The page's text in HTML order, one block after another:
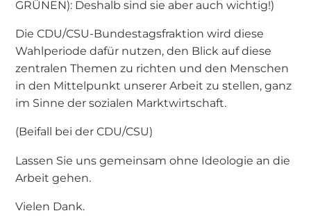
GRÜNEN): Deshalb sind sie aber auch wichtig!)
Die CDU/CSU-Bundestagsfraktion wird diese
Wahlperiode dafür nutzen, den Blick auf diese
zentralen Themen zu richten und den Menschen
in den Mittelpunkt unserer Arbeit zu stellen, ganz
im Sinne der sozialen Marktwirtschaft.
(Beifall bei der CDU/CSU)
Lassen Sie uns gemeinsam ohne Ideologie an die
Arbeit gehen.
Vielen Dank.